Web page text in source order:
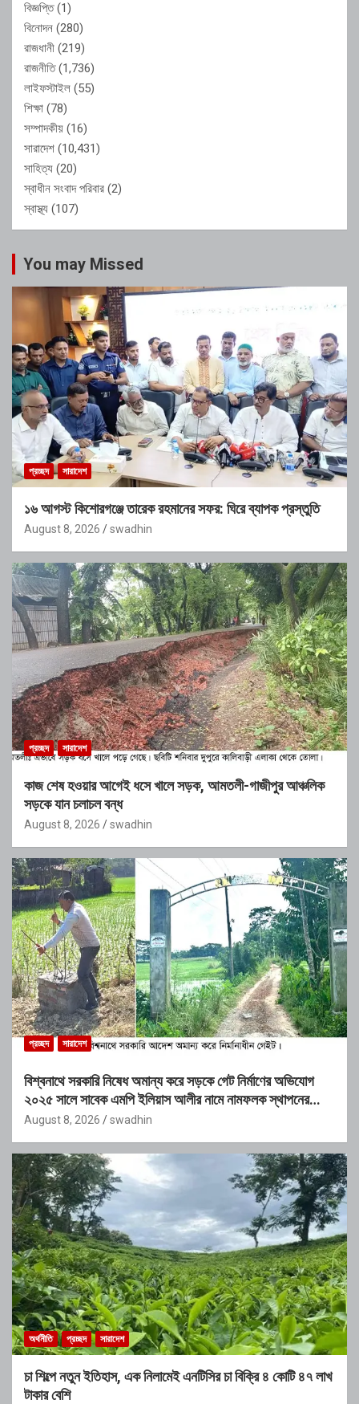
বিজ্ঞপ্তি(1)
বিনোদন (280)
রাজধানী (219)
রাজনীতি(1,736)
লাইফস্টাইল (55)
শিক্ষা (78)
সম্পাদকীয় (16)
সারাদেশ (10,431)
সাহিত্য (20)
স্বাধীন সংবাদ পরিবার (2)
স্বাস্থ্য (107)
You may Missed
প্রচ্ছদ সারাদেশ
১৬ আগস্ট কিশোরগঞ্জে তারেক রহমানের সফর: ঘিরে ব্যাপক প্রস্তুতি
August 8, 2026 swadhin
প্রচ্ছদ সারাদেশ
কাজ শেষ হওয়ার আগেই ধসে খালে সড়ক, আমতলী-গাজীপুর আঞ্চলিক
সড়কে যান চলাচল বন্ধ
August 8, 2026 swadhin
প্রচ্ছদ সারাদেশ
বিশ্বনাথে সরকারি নিষেধ অমান্য করে সড়কে গেট নির্মাণের অভিযোগ
২০২৫ সালে সাবেক এমপি ইলিয়াস আলীর নামে নামফলক স্থাপনের
অভিযোগ
August 8, 2026 swadhin
অর্থনীতি প্রচ্ছদ সারাদেশ
চা শিল্পে নতুন ইতিহাস, এক নিলামেই এনটিসির চা বিক্রি ৪ কোটি ৪৭ লাখ
টাকার বেশি